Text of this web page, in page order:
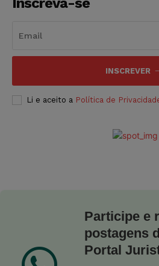
INSCREVER
Li e aceito a Política de
Participe e
postagens
Portal